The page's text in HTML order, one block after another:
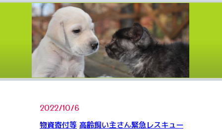
2022/10/6
物資寄付等 高齢飼い主さん緊急レスキュー